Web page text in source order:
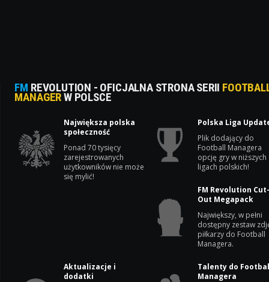
FM REVOLUTION - OFICJALNA STRONA SERII
MANAGERW POLSCE
Największa polska
społeczność
Ponad 70 tysięcy
zarejestrowanych
użytkowników nie może
się mylić!
Polska Liga
Plik dodający do
Football Managera
opcję gry w niższych
ligach polskich!
FM Revolution
Out Megapack
Największy, w pełni
dostępny zestaw
piłkarzy do Football
Managera.
Aktualizacje i
dodatki
Talenty do
Managera